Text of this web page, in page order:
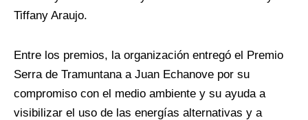
Tiffany Araujo.
Entre los premios, la organización entregó el Premio
Serra de Tramuntanaa Juan Echanove por su
compromiso con el medio ambiente y su ayuda a
visibilizar el uso de las energías alternativas y a